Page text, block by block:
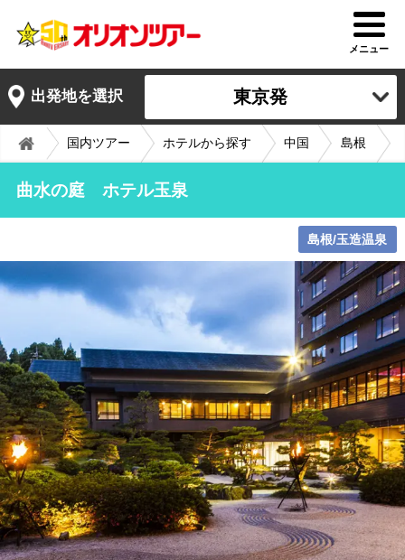
メニュー
出発地を選択 東京発
国内ツアー ホテルから探す 中国 島根
曲水の庭 ホテル玉泉
島根/玉造温泉